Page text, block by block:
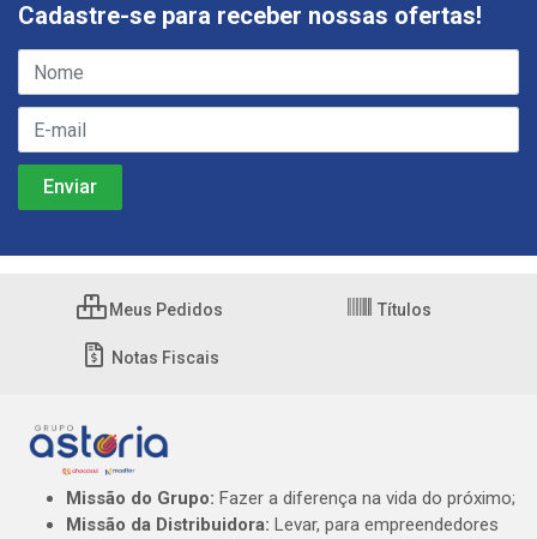
Cadastre-se para receber nossas ofertas!
Meus Pedidos Títulos
Notas Fiscais
Missão do Grupo: Fazer a diferença na vida do próximo;
Missão da Distribuidora: Levar, para empreendedores